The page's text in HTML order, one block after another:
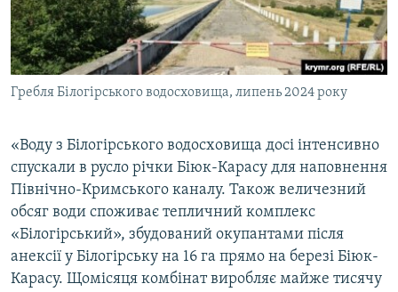
Гребля Білогірського водосховища, липень 2024 року
«Воду з Білогірського водосховища досі інтенсивно
спускали в русло річки Біюк-Карасу для наповнення
Північно-Кримського каналу. Також величезний
обсяг води споживає тепличний комплекс
«Білогірський», збудований окупантами після
анексії у Білогірську на 16 га прямо на березі Біюк-
Карасу. Щомісяця комбінат виробляє майже тисячу